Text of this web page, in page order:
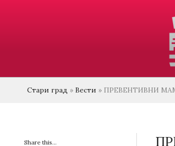
Стари град » Вести » ПРЕВЕНТИВНИ
Share this...